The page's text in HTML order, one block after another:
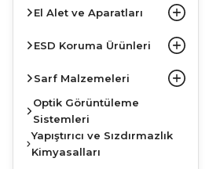
El Alet ve Aparatları
ESD Koruma Ürünleri
Sarf Malzemeleri
Optik Görüntüleme
Sistemleri
Yapıştırıcı ve Sızdırmazlık
Kimyasalları